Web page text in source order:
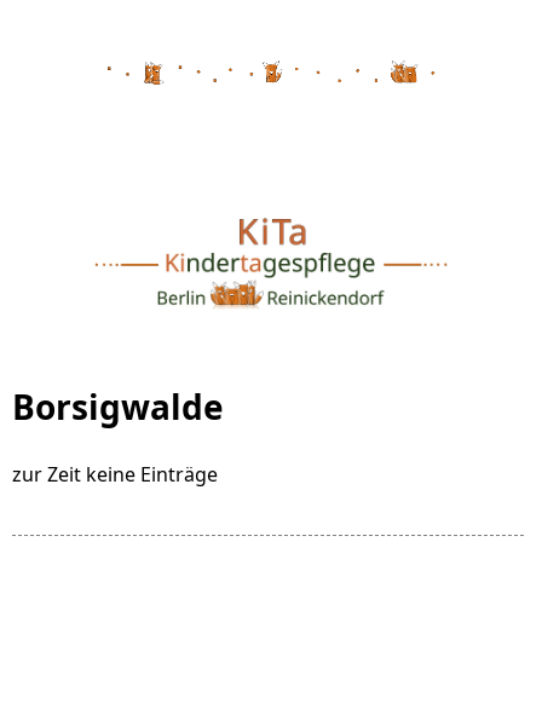
Borsigwalde
zur Zeit keine Einträge